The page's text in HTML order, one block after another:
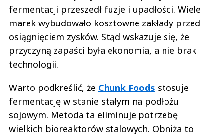
fermentacji przeszedł fuzje i upadłości. Wiele
marek wybudowało kosztowne zakłady przed
osiągnięciem zysków. Stąd wskazuje się, że
przyczyną zapaści była ekonomia, a nie brak
technologii.
Warto podkreślić, że Chunk Foods stosuje
fermentację w stanie stałym na podłożu
sojowym. Metoda ta eliminuje potrzebę
wielkich bioreaktorów stalowych. Obniża to